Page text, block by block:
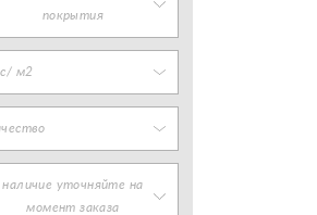
покрытия
м2
наличие уточняйте на
момент заказа